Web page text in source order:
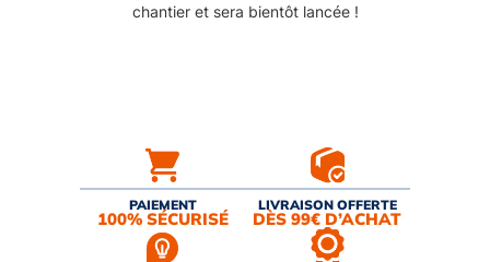
chantier et sera bientôt lancée !
PAIEMENT
100% SÉCURISÉ
LIVRAISON OFFERTE
DÈS 99€ D’ACHAT